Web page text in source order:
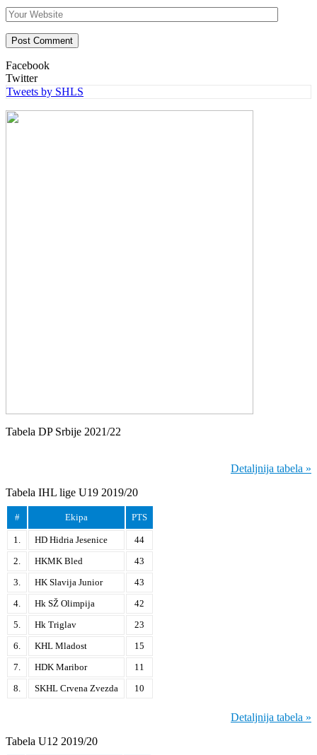
Facebook
Twitter
Tweets by SHLS
Tabela DP Srbije 2021/22
Detaljnija tabela »
Tabela IHL lige U19 2019/20
# Ekipa PTS
1. HD Hidria Jesenice
44
2.
HKMK Bled
43
3.
HK Slavija Junior
43
4.
Hk SŽ Olimpija
42
5.
Hk Triglav
23
6.
KHL Mladost
15
7.
HDK Maribor
11
8.
SKHL Crvena Zvezda 10
Detaljnija tabela »
Tabela U12 2019/20